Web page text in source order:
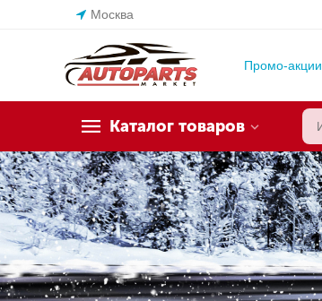
Москва
Промо-акции
Каталог товаров